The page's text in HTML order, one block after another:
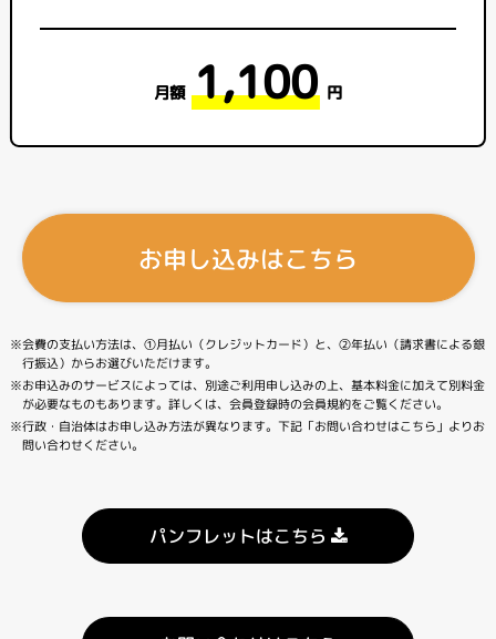
月額 1,100 円
お申し込みはこちら
※会費の支払い方法は、①月払い（クレジットカード）と、②年払い（請求書による銀
行振込）からお選びいただけます。
※お申込みのサービスによっては、別途ご利用申し込みの上、基本料金に加えて別料金
が必要なものもあります。詳しくは、会員登録時の会員規約をご覧ください。
※行政・自治体はお申し込み方法が異なります。下記「お問い合わせはこちら」よりお
問い合わせください。
パンフレットはこちら